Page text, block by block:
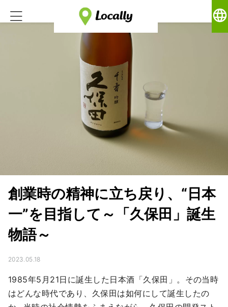
language
創業時の精神に立ち戻り、“日本
一”を目指して～「久保田」誕生
物語～
2023.05.18
1985年5月21日に誕生した日本酒「久保田」。その当時
はどんな時代であり、久保田は如何にして誕生したの